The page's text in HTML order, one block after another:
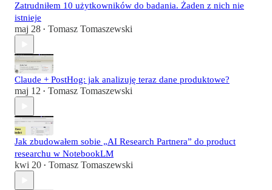
Zatrudniłem 10 użytkowników do badania. Żaden z nich nie
istnieje
maj 28 • Tomasz Tomaszewski
Claude + PostHog: jak analizuję teraz dane produktowe?
maj 12 • Tomasz Tomaszewski
Jak zbudowałem sobie „AI Research Partnera” do product
researchu w NotebookLM
kwi 20 • Tomasz Tomaszewski